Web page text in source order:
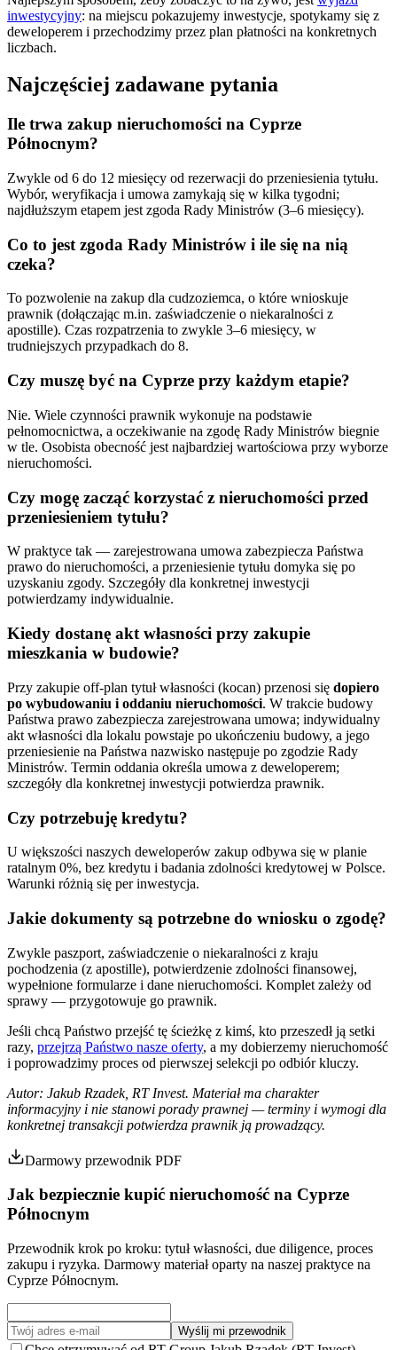
inwestycyjny: na miejscu pokazujemy inwestycje, spotykamy się z
deweloperem i przechodzimy przez plan płatności na konkretnych
liczbach.
Najczęściej zadawane pytania
Ile trwa zakup nieruchomości na Cyprze
Północnym?
Zwykle od 6 do 12 miesięcy od rezerwacji do przeniesienia tytułu.
Wybór, weryfikacja i umowa zamykają się w kilka tygodni;
najdłuższym etapem jest zgoda Rady Ministrów (3–6 miesięcy).
Co to jest zgoda Rady Ministrów i ile się na nią
czeka?
To pozwolenie na zakup dla cudzoziemca, o które wnioskuje
prawnik (dołączając m.in. zaświadczenie o niekaralności z
apostille). Czas rozpatrzenia to zwykle 3–6 miesięcy, w
trudniejszych przypadkach do 8.
Czy muszę być na Cyprze przy każdym etapie?
Nie. Wiele czynności prawnik wykonuje na podstawie
pełnomocnictwa, a oczekiwanie na zgodę Rady Ministrów biegnie
w tle. Osobista obecność jest najbardziej wartościowa przy wyborze
nieruchomości.
Czy mogę zacząć korzystać z nieruchomości przed
przeniesieniem tytułu?
W praktyce tak — zarejestrowana umowa zabezpiecza Państwa
prawo do nieruchomości, a przeniesienie tytułu domyka się po
uzyskaniu zgody. Szczegóły dla konkretnej inwestycji
potwierdzamy indywidualnie.
Kiedy dostanę akt własności przy zakupie
mieszkania w budowie?
Przy zakupie off-plan tytuł własności (kocan) przenosi się dopiero
po wybudowaniu i oddaniu nieruchomości. W trakcie budowy
Państwa prawo zabezpiecza zarejestrowana umowa; indywidualny
akt własności dla lokalu powstaje po ukończeniu budowy, a jego
przeniesienie na Państwa nazwisko następuje po zgodzie Rady
Ministrów. Termin oddania określa umowa z deweloperem;
szczegóły dla konkretnej inwestycji potwierdza prawnik.
Czy potrzebuję kredytu?
U większości naszych deweloperów zakup odbywa się w planie
ratalnym 0%, bez kredytu i badania zdolności kredytowej w Polsce.
Warunki różnią się per inwestycja.
Jakie dokumenty są potrzebne do wniosku o zgodę?
Zwykle paszport, zaświadczenie o niekaralności z kraju
pochodzenia (z apostille), potwierdzenie zdolności finansowej,
wypełnione formularze i dane nieruchomości. Komplet zależy od
sprawy — przygotowuje go prawnik.
Jeśli chcą Państwo przejść tę ścieżkę z kimś, kto przeszedł ją setki
razy, przejrzą Państwo nasze oferty, a my dobierzemy nieruchomość
i poprowadzimy proces od pierwszej selekcji po odbiór kluczy.
Autor: Jakub Rzadek, RT Invest. Materiał ma charakter
informacyjny i nie stanowi porady prawnej — terminy i wymogi dla
konkretnej transakcji potwierdza prawnik ją prowadzący.
Darmowy przewodnik PDF
Jak bezpiecznie kupić nieruchomość na Cyprze
Północnym
Przewodnik krok po kroku: tytuł własności, due diligence, proces
zakupu i ryzyka. Darmowy materiał oparty na naszej praktyce na
Cyprze Północnym.
Wyślij mi przewodnik